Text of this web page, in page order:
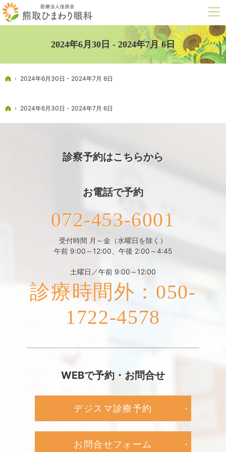
2024年6月30日 - 2024年7月 6日
ホーム
2024年6月30日 - 2024年7月 6日
ホーム
2024年6月30日 - 2024年7月 6日
診察予約はこちらから
お電話で予約
072-453-6001
受付時間 月～金（水曜日を除く）
午前 9:00～12:00、午後 2:00～4:45
土曜日／午前 9:00～12:00
診療時間外：050-
1722-4578
WEBで予約・お問合せ
デジスマ診療予約
お問合せフォーム